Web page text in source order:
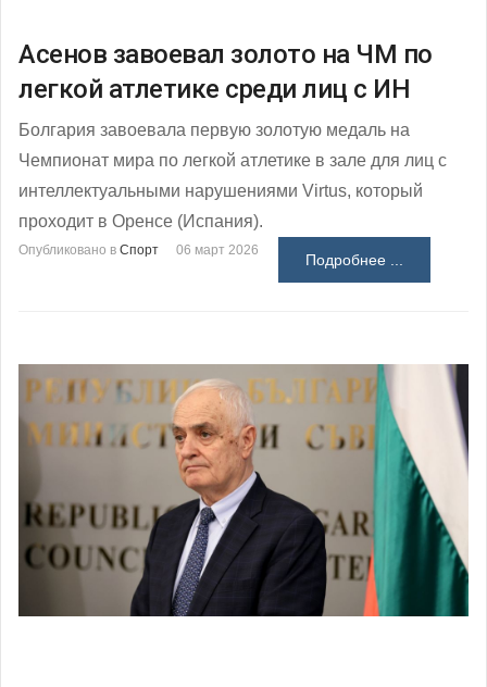
Асенов завоевал золото на ЧМ по
легкой атлетике среди лиц с ИН
Болгария завоевала первую золотую медаль на
Чемпионат мира по легкой атлетике в зале для лиц с
интеллектуальными нарушениями Virtus, который
проходит в Оренсе (Испания).
Опубликовано в Спорт 06 март 2026
Подробнее ...